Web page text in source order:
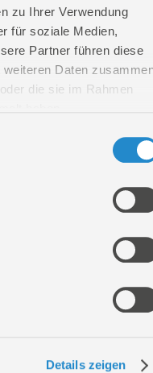
zu Ihrer Verwendung
für soziale Medien,
Partner führen diese
Daten
die sie im Rahmen
Details zeigen